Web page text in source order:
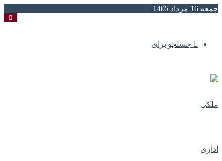
جمعه 16 مرداد 1405
جستجو برای